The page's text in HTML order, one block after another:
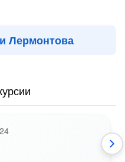
Лермонтова